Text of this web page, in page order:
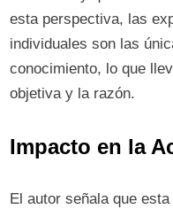
esta perspectiva, las
individuales son las
conocimiento, lo que
objetiva y la razón.
Impacto en la
El autor señala que